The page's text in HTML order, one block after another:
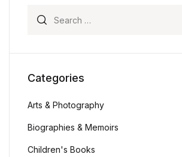
Categories
Arts & Photography
Biographies & Memoirs
Children's Books